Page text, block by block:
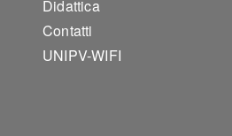
Didattica
Contatti
UNIPV-WIFI